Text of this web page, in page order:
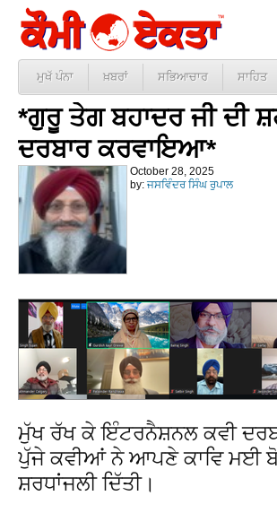
ਮੁਖੱ ਪੰਨਾ ਖ਼ਬਰਾਂ ਸਭਿਆਚਾਰ ਸਾਹਿਤ
*ਗੁਰੂ ਤੇਗ ਬਹਾਦਰ ਜੀ ਦੀ
ਦਰਬਾਰ ਕਰਵਾਇਆ*
October 28, 2025
by: ਜਸਵਿੰਦਰ ਸਿੰਘ ਰੁਪਾਲ
ਮੁੱਖ ਰੱਖ ਕੇ ਇੰਟਰਨੈਸ਼ਨਲ ਕਵੀ
ਪੁੱਜੇ ਕਵੀਆਂ ਨੇ ਆਪਣੇ ਕਾਵਿ ਮਈ
ਸ਼ਰਧਾਂਜਲੀ ਦਿੱਤੀ।